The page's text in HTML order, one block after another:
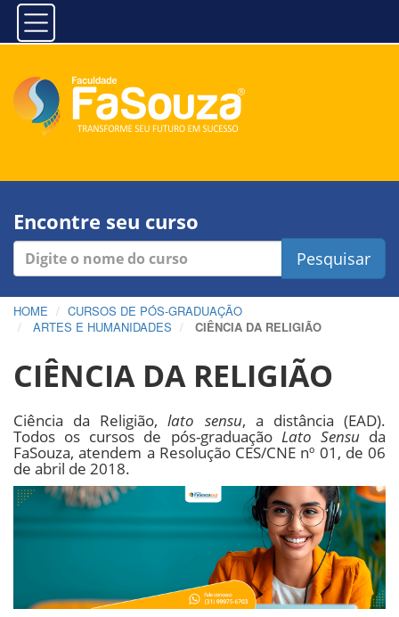
Encontre seu curso
Pesquisar
HOME
CURSOS DE PÓS-GRADUAÇÃO
ARTES E HUMANIDADES
CIÊNCIA DA RELIGIÃO
CIÊNCIA DA RELIGIÃO
Ciência da Religião,lato sensu, a distância (EAD).
Todos os cursos de pós-graduação Lato Sensuda
FaSouza, atendem a Resolução CES/CNE nº 01, de 06
de abril de 2018.